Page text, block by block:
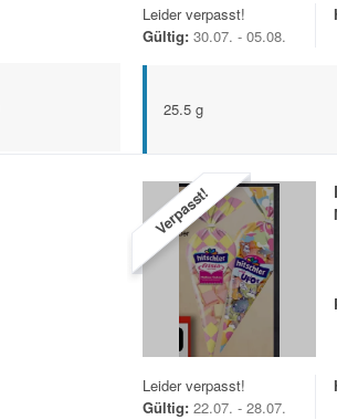
Leider verpasst!
Gültig: 30.07. - 05.08.
25.5 g
Verpasst!
Leider verpasst!
Gültig: 22.07. - 28.07.